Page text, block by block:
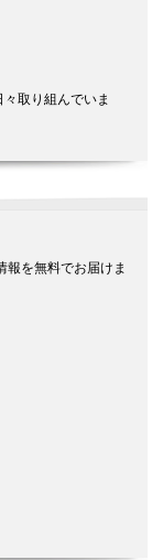
取り組んでいま
報を無料でお届けま